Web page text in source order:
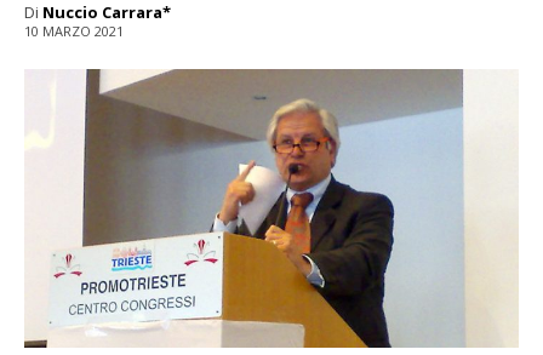
Di Nuccio Carrara*
10 MARZO 2021